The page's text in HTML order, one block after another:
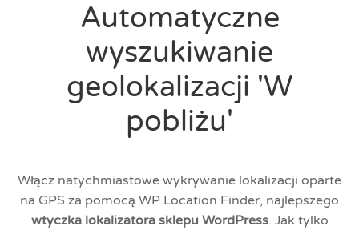
Automatyczne
wyszukiwanie
geolokalizacji 'W
pobliżu'
Włącz natychmiastowe wykrywanie lokalizacji oparte
na GPS za pomocą WP Location Finder, najlepszego
wtyczka lokalizatora sklepu WordPress. Jak tylko